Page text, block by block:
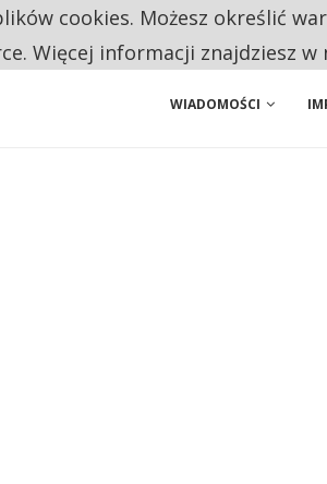
Z EMERYTURY SENIORZY PRZEZNACZAJĄ NA
WIADOMOŚCI
cookies. Możesz określić
Więcej informacji znajdziesz w